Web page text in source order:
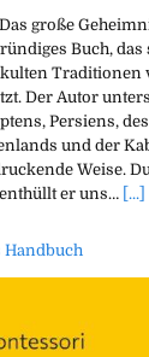
große
Buch, das
Traditionen
Der Autor
Persiens, des
und der
Weise.
er uns… [...]
Handbuch